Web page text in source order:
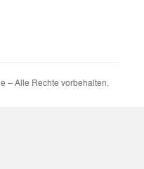
– Alle Rechte vorbehalten.